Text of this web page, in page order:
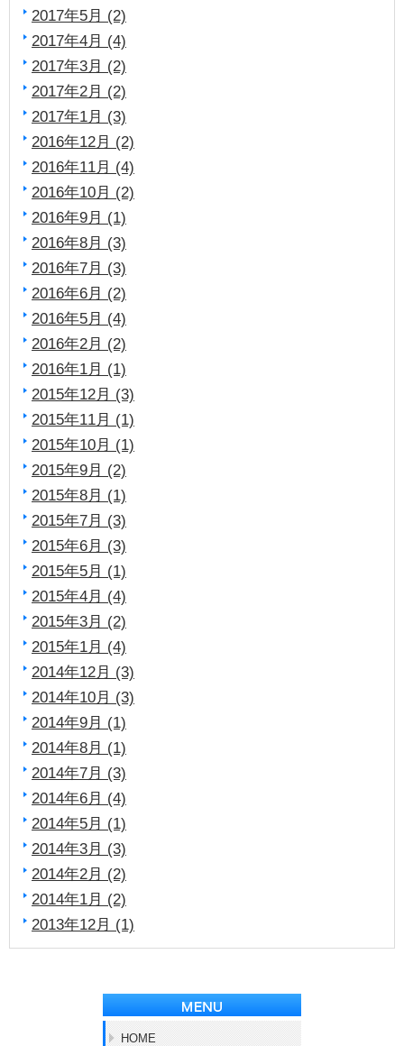
2017年5月 (2)
2017年4月 (4)
2017年3月 (2)
2017年2月 (2)
2017年1月 (3)
2016年12月 (2)
2016年11月 (4)
2016年10月 (2)
2016年9月 (1)
2016年8月 (3)
2016年7月 (3)
2016年6月 (2)
2016年5月 (4)
2016年2月 (2)
2016年1月 (1)
2015年12月 (3)
2015年11月 (1)
2015年10月 (1)
2015年9月 (2)
2015年8月 (1)
2015年7月 (3)
2015年6月 (3)
2015年5月 (1)
2015年4月 (4)
2015年3月 (2)
2015年1月 (4)
2014年12月 (3)
2014年10月 (3)
2014年9月 (1)
2014年8月 (1)
2014年7月 (3)
2014年6月 (4)
2014年5月 (1)
2014年3月 (3)
2014年2月 (2)
2014年1月 (2)
2013年12月 (1)
HOME